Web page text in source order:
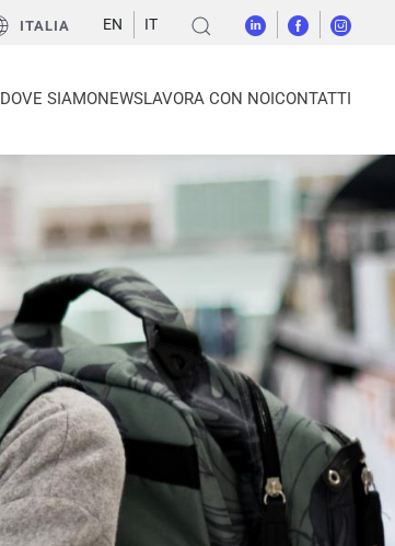
ITALIA EN IT
DOVE SIAMONEWSLAVORA CON NOICONTATTI